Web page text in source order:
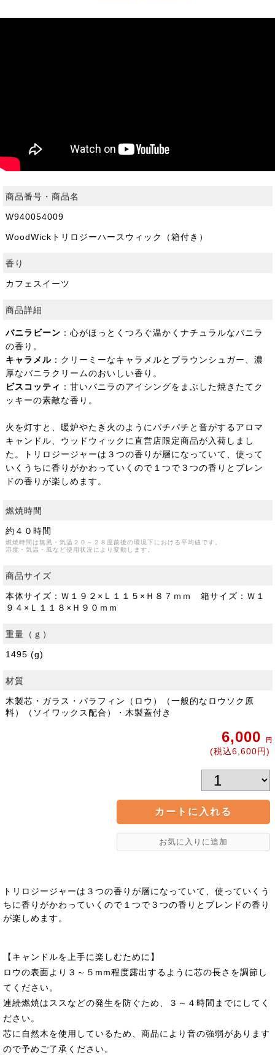
商品番号・商品名
W940054009
WoodWickトリロジーハースウィック（箱付き）
香り
カフェスイーツ
商品詳細
バニラビーン ：心がほっとくつろぐ温かくナチュラルなバニラ
の香り。
キャラメル：クリーミーなキャラメルとブラウンシュガー、濃
厚なバニラクリームのおいしい香り。
ビスコッティ ：甘いバニラのアイシングをまぶした焼きたてク
ッキーの素敵な香り。
火を灯すと、暖炉やたき火のようにパチパチと音がするアロマ
キャンドル、ウッドウィックに直営店限定商品が入荷しまし
た。トリロジージャーは３つの香りが層になっていて、使って
いくうちに香りがかわっていくので１つで３つの香りとブレン
ドの香りが楽しめます。
燃焼時間
約４０時間
燃焼時間は無風・気温２０～２８度前後の環境下における平均値です。
湿度・気温・風など使用状況により変動します。
商品サイズ
本体サイズ：Ｗ１９２×Ｌ１１５×Ｈ８７ｍｍ 箱サイズ：Ｗ１
９４×Ｌ１１８×Ｈ９０ｍｍ
重量（ｇ）
1495 (g)
材質
木製芯・ガラス・パラフィン（ロウ）（一般的なロウソク原
料）（ソイワックス配合）・木製蓋付き
6,000 円
(税込6,600円)
トリロジージャーは３つの香りが層になっていて、使っていくう
ちに香りがかわっていくので１つで３つの香りとブレンドの香り
が楽しめます。
【キャンドルを上手に楽しむために】
ロウの表面より３～５mm程度露出するように芯の長さを調節し
てください。
連続燃焼はススなどの発生を防ぐため、３～４時間までにしてく
ださい。
芯に自然木を使用しているため、商品により音の強弱があります
ので予めご了承ください。